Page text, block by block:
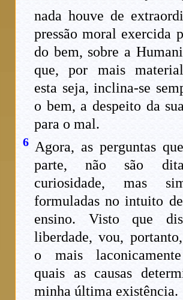
nada houve de
pressão moral exercida
do bem, sobre a
que, por mais
esta seja, inclina-se
o bem, a despeito da
para o mal.
6 Agora, as perguntas
parte, não são
curiosidade, mas
formuladas no intuito
ensino. Visto que
liberdade, vou,
o mais
quais as causas
minha última existência.